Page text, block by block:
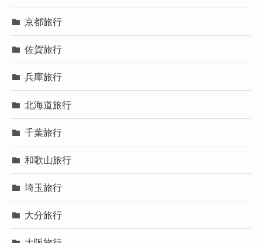
京都旅行
佐賀旅行
兵庫旅行
北海道旅行
千葉旅行
和歌山旅行
埼玉旅行
大分旅行